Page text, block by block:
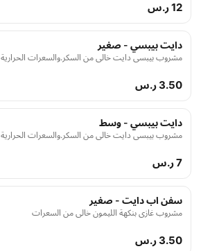
12 ر.س
دايت بيبسي - صغير
مشروب بيبسي دايت خالي من السكر.والسعرات الحرارية
3.50 ر.س
دايت بيبسي - وسط
مشروب بيبسي دايت خالي من السكر.والسعرات الحرارية
7 ر.س
سفن اب دايت - صغير
مشروب غازي بنكهة الليمون خالي من السعرات
3.50 ر.س